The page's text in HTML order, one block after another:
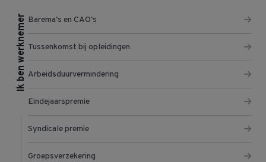
Ik ben werknemer Barema's en CAO's
Tussenkomst bij opleidingen
Arbeidsduurvermindering
Eindejaarspremie
Syndicale premie
Groepsverzekering